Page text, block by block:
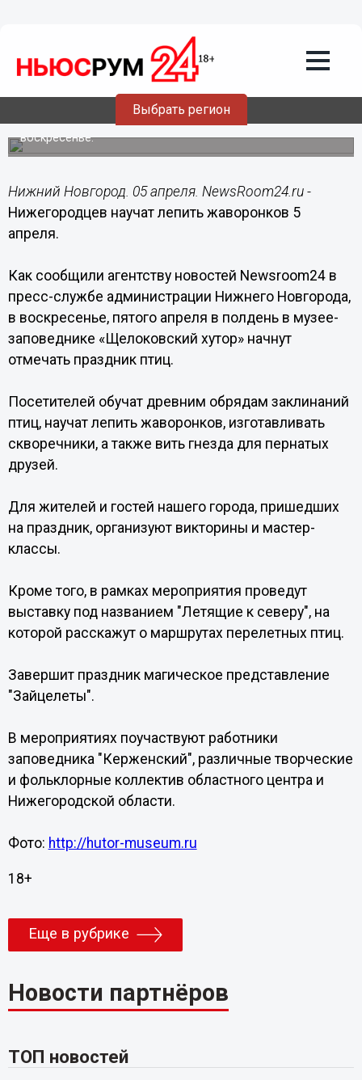
Выбрать регион
05.04.201509:34
Нижегородцев научат лепить
жаворонков 5 апреля
Праздник птиц пройде в областном центре в
воскресенье.
Нижний Новгород. 05 апреля. NewsRoom24.ru -
Нижегородцев научат лепить жаворонков 5
апреля.
Как сообщили агентству новостей Newsroom24 в
пресс-службе администрации Нижнего Новгорода,
в воскресенье, пятого апреля в полдень в музее-
заповеднике «Щелоковский хутор» начнут
отмечать праздник птиц.
Посетителей обучат древним обрядам заклинаний
птиц, научат лепить жаворонков, изготавливать
скворечники, а также вить гнезда для пернатых
друзей.
Для жителей и гостей нашего города, пришедших
на праздник, организуют викторины и мастер-
классы.
Кроме того, в рамках мероприятия проведут
выставку под названием "Летящие к северу", на
которой расскажут о маршрутах перелетных птиц.
Завершит праздник магическое представление
"Зайцелеты".
В мероприятиях поучаствуют работники
заповедника "Керженский", различные творческие
и фольклорные коллектив областного центра и
Нижегородской области.
Фото: http://hutor-museum.ru
18+
Еще в рубрике
Новости партнёров
ТОП новостей